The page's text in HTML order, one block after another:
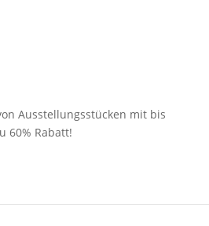
Ausstellungsstücken mit bis
60% Rabatt!